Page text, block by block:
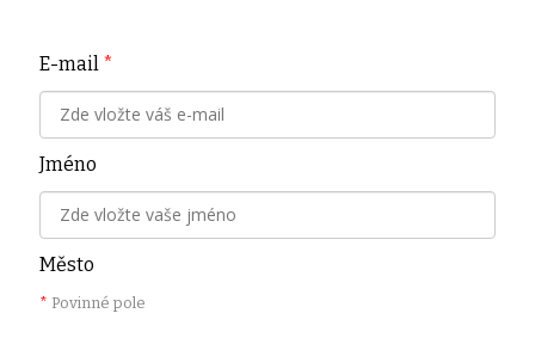
E-mail *
Jméno
Město
* Povinné pole